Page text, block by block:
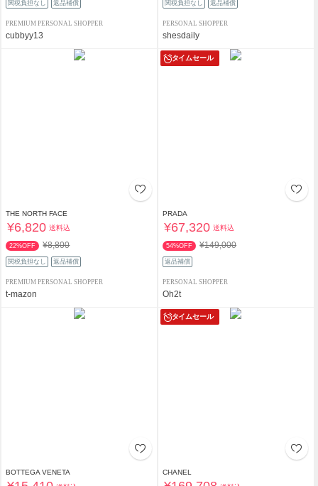
関税負担なし 返品補償
PREMIUM PERSONAL SHOPPER
cubbyy13
関税負担なし 返品補償
PERSONAL SHOPPER
shesdaily
THE NORTH FACE
¥6,820 送料込
22%OFF ¥8,800
関税負担なし 返品補償
PREMIUM PERSONAL SHOPPER
t-mazon
タイムセール
PRADA
¥67,320 送料込
54%OFF ¥149,000
返品補償
PERSONAL SHOPPER
Oh2t
BOTTEGA VENETA
タイムセール
CHANEL